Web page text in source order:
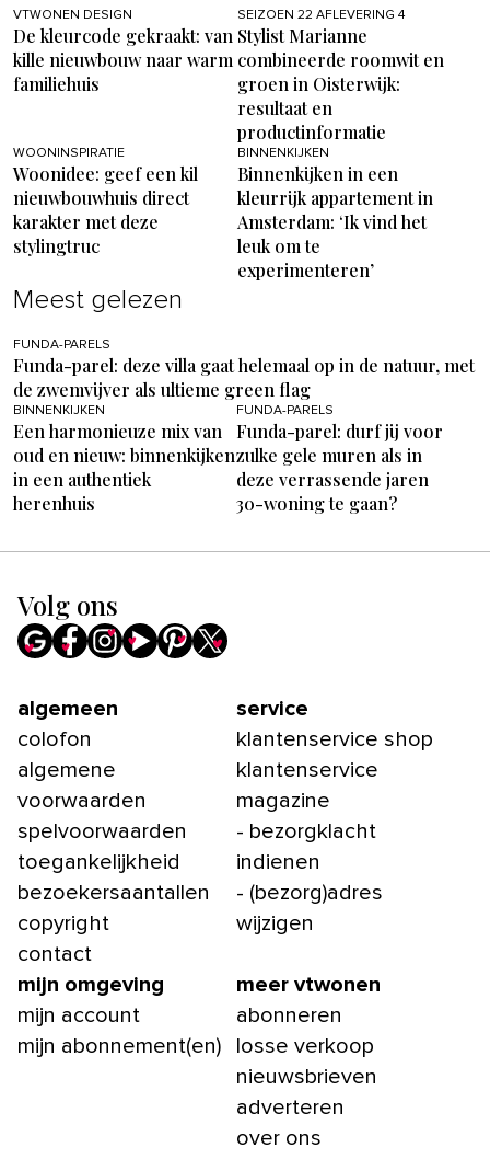
VTWONEN DESIGN
De kleurcode gekraakt: van
kille nieuwbouw naar warm
familiehuis
SEIZOEN 22 AFLEVERING 4
Stylist Marianne
combineerde roomwit en
groen in Oisterwijk:
resultaat en
productinformatie
WOONINSPIRATIE
Woonidee: geef een kil
nieuwbouwhuis direct
karakter met deze
stylingtruc
BINNENKIJKEN
Binnenkijken in een
kleurrijk appartement in
Amsterdam: ‘Ik vind het
leuk om te
experimenteren’
Meest gelezen
FUNDA-PARELS
Funda-parel: deze villa gaat helemaal op in de natuur, met
de zwemvijver als ultieme green flag
BINNENKIJKEN
Een harmonieuze mix van
oud en nieuw: binnenkijken
in een authentiek
herenhuis
FUNDA-PARELS
Funda-parel: durf jij voor
zulke gele muren als in
deze verrassende jaren
30-woning te gaan?
Volg ons
algemeen
colofon
algemene
voorwaarden
spelvoorwaarden
toegankelijkheid
bezoekersaantallen
copyright
contact
service
klantenservice shop
klantenservice
magazine
- bezorgklacht
indienen
- (bezorg)adres
wijzigen
mijn omgeving
mijn account
mijn abonnement(en)
meer vtwonen
abonneren
losse verkoop
nieuwsbrieven
adverteren
over ons